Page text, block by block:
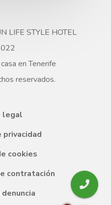
LIFE STYLE HOTEL
en Tenerife
reservados.
legal
cookies
contratación